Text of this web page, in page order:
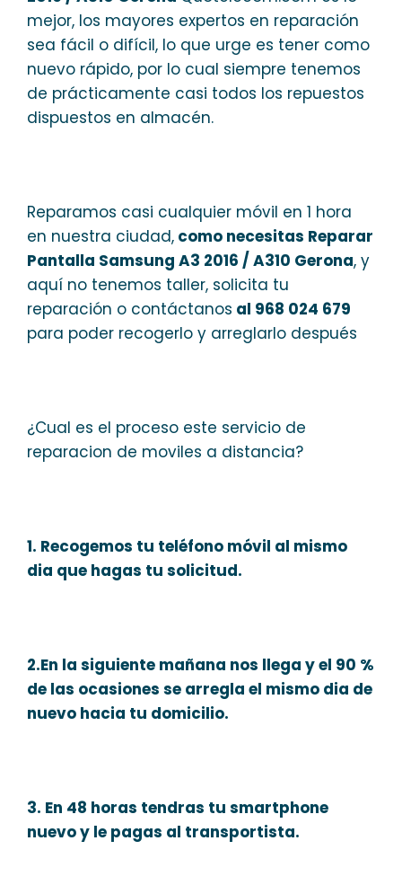
mejor, los mayores expertos en reparación
sea fácil o difícil, lo que urge es tener como
nuevo rápido, por lo cual siempre tenemos
de prácticamente casi todos los repuestos
dispuestos en almacén.
Reparamos casi cualquier móvil en 1 hora
en nuestra ciudad, como necesitas Reparar
Pantalla Samsung A3 2016 / A310 Gerona, y
aquí no tenemos taller, solicita tu
reparación o contáctanos al 968 024 679
para poder recogerlo y arreglarlo después
¿Cual es el proceso este servicio de
reparacion de moviles a distancia?
1. Recogemos tu teléfono móvil al mismo
dia que hagas tu solicitud.
2.En la siguiente mañana nos llega y el 90 %
de las ocasiones se arregla el mismo dia de
nuevo hacia tu domicilio.
3. En 48 horas tendras tu smartphone
nuevo y le pagas al transportista.